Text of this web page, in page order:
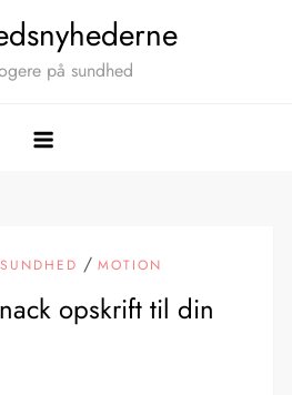
på sundhed
/MOTION
opskrift til din